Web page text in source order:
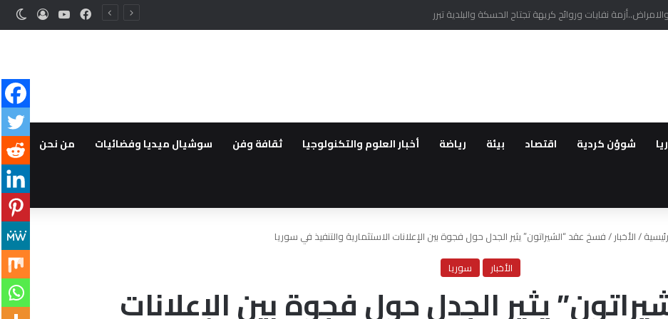
الأخير الذي جمع الجنرال مظلوم عبدي مع الشرع فيسبوك‫YouTube
تسجيل
شوؤن كردية اقتصاد بيئة رياضة أخبار العلوم والتكنولوجيا ثقافة وفن سوشيال ميديا وفضائيات من نحن
/الأخبار/فسخ عقد “الشيراتون” يثير الجدل حول فجوة بين الإعلانات الاستثمارية والتنفيذ في سوريا
الأخبار
سوريا
يثير الجدل حول فجوة بين الإعلانات